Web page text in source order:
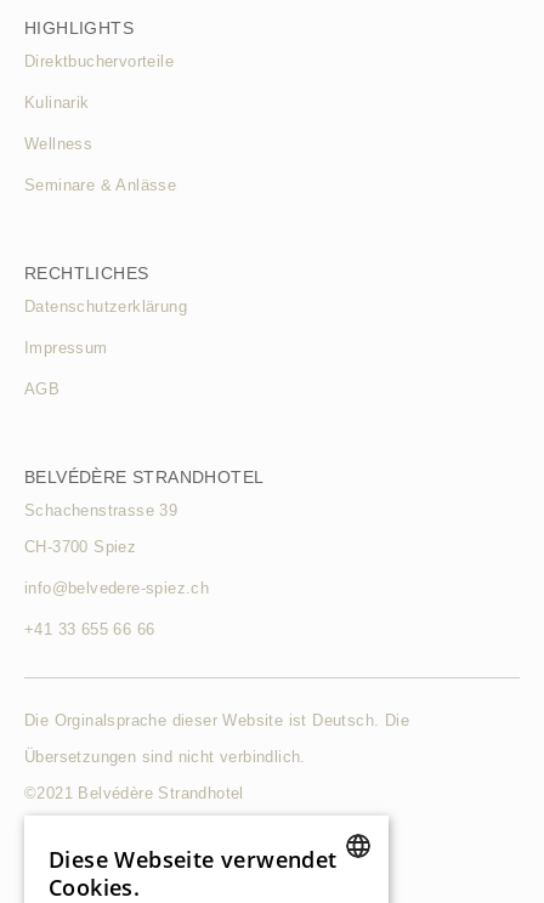
HIGHLIGHTS
Direktbuchervorteile
Kulinarik
Wellness
Seminare & Anlässe
RECHTLICHES
Datenschutzerklärung
Impressum
AGB
BELVÉDÈRE STRANDHOTEL
Schachenstrasse 39
CH-3700 Spiez
info@belvedere-spiez.ch
+41 33 655 66 66
Die Orginalsprache dieser Website ist Deutsch. Die
Übersetzungen sind nicht verbindlich.
©2021 Belvédère Strandhotel
Diese Webseite verwendet
Cookies.